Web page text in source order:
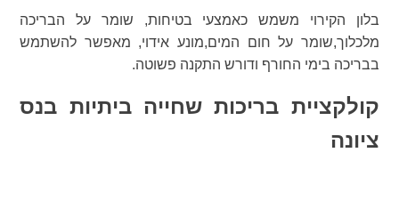
בלון הקירוי משמש כאמצעי בטיחות, שומר על הבריכה
מלכלוך,שומר על חום המים,מונע אידוי, מאפשר להשתמש
בבריכה בימי החורף ודורש התקנה פשוטה.
קולקציית בריכות שחייה ביתיות בנס
ציונה